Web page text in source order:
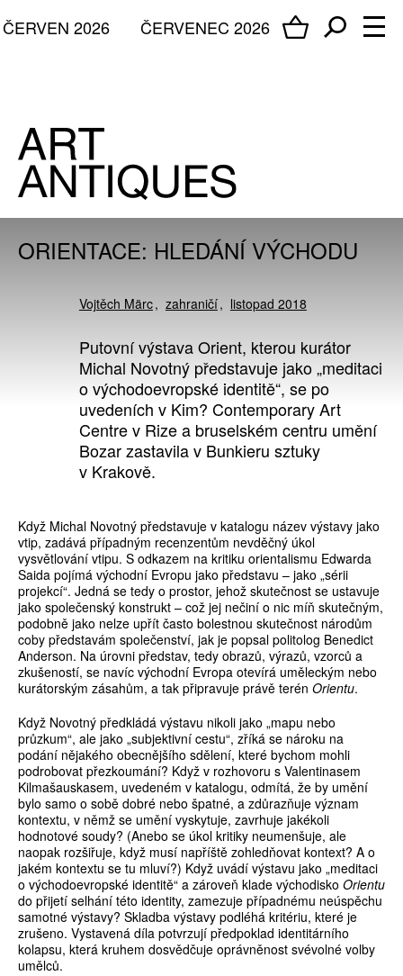
ČERVENEC 2026
ČERVEN 2026
ORIENTACE: HLEDÁNÍ VÝCHODU
Vojtěch Märc zahraničí listopad 2018
Putovní výstava Orient, kterou kurátor
Michal Novotný představuje jako „meditaci
o východoevropské identitě“, se po
uvedeních v Kim? Contemporary Art
Centre v Rize a bruselském centru umění
Bozar zastavila v Bunkieru sztuky
v Krakově.
Když Michal Novotný představuje v katalogu název výstavy jako
vtip, zadává případným recenzentům nevděčný úkol
vysvětlování vtipu. S odkazem na kritiku orientalismu Edwarda
Saida pojímá východní Evropu jako představu – jako „sérii
projekcí“. Jedná se tedy o prostor, jehož skutečnost se ustavuje
jako společenský konstrukt – což jej nečiní o nic míň skutečným,
podobně jako nelze upřít často bolestnou skutečnost národům
coby představám společenství, jak je popsal politolog Benedict
Anderson. Na úrovni představ, tedy obrazů, výrazů, vzorců a
zkušeností, se navíc východní Evropa otevírá uměleckým nebo
kurátorským zásahům, a tak připravuje právě terén Orientu.
Když Novotný předkládá výstavu nikoli jako „mapu nebo
průzkum“, ale jako „subjektivní cestu“, zříká se nároku na
podání nějakého obecnějšího sdělení, které bychom mohli
podrobovat přezkoumání? Když v rozhovoru s Valentinasem
Kilmašauskasem, uvedeném v katalogu, odmítá, že by umění
bylo samo o sobě dobré nebo špatné, a zdůrazňuje význam
kontextu, v němž se umění vyskytuje, zavrhuje jakékoli
hodnotové soudy? (Anebo se úkol kritiky neumenšuje, ale
naopak rozšiřuje, když musí napříště zohledňovat kontext? A o
jakém kontextu se tu mluví?) Když uvádí výstavu jako „meditaci
o východoevropské identitě“ a zároveň klade východisko Orientu
do přijetí selhání této identity, zamezuje případnému neúspěchu
samotné výstavy? Skladba výstavy podléhá kritériu, které je
zrušeno. Vystavená díla potvrzují předpoklad identitárního
kolapsu, která kruhem dosvědčuje oprávněnost svévolné volby
umělců.